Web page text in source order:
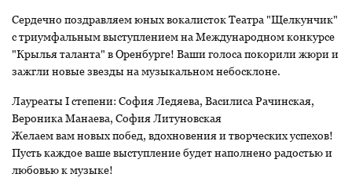
Сердечно поздравляем юных вокалисток Театра "Щелкунчик"
с триумфальным выступлением на Международном конкурсе
"Крылья таланта" в Оренбурге! Ваши голоса покорили жюри и
зажгли новые звезды на музыкальном небосклоне.
Лауреаты I степени: София Ледяева, Василиса Рачинская,
Вероника Манаева, София Литуновская
Желаем вам новых побед, вдохновения и творческих успехов!
Пусть каждое ваше выступление будет наполнено радостью и
любовью к музыке!